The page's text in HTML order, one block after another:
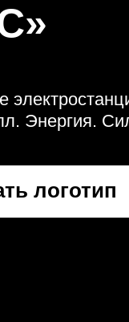
Энергия.
логотип